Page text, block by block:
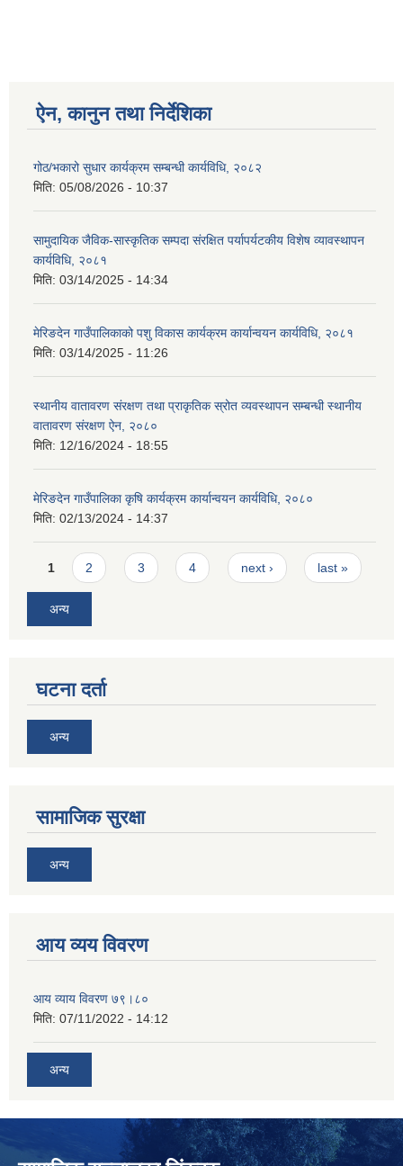
ऐन, कानुन तथा निर्देशिका
गोठ/भकारो सुधार कार्यक्रम सम्बन्धी कार्यविधि, २०८२
मिति: 05/08/2026 - 10:37
सामुदायिक जैविक-सास्कृतिक सम्पदा संरक्षित पर्यापर्यटकीय विशेष व्यावस्थापन
कार्यविधि, २०८१
मिति: 03/14/2025 - 14:34
मेरिङदेन गाउँपालिकाको पशु विकास कार्यक्रम कार्यान्वयन कार्यविधि, २०८१
मिति: 03/14/2025 - 11:26
स्थानीय वातावरण संरक्षण तथा प्राकृतिक स्रोत व्यवस्थापन सम्बन्धी स्थानीय
वातावरण संरक्षण ऐन, २०८०
मिति: 12/16/2024 - 18:55
मेरिङदेन गाउँपालिका कृषि कार्यक्रम कार्यान्वयन कार्यविधि, २०८०
मिति: 02/13/2024 - 14:37
Pages
1 2 3 4 next › last »
अन्य
घटना दर्ता
अन्य
सामाजिक सुरक्षा
अन्य
आय व्यय विवरण
आय व्याय विवरण ७९।८०
मिति: 07/11/2022 - 14:12
अन्य